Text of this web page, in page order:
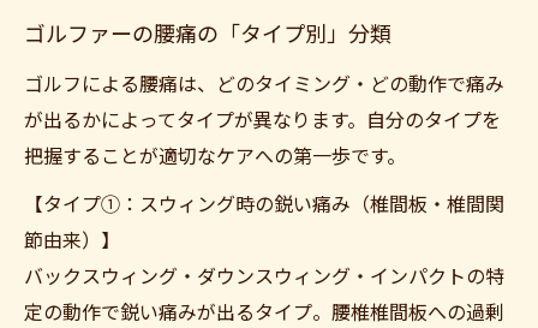
ゴルファーの腰痛の「タイプ別」分類
ゴルフによる腰痛は、どのタイミング・どの動作で痛み
が出るかによってタイプが異なります。自分のタイプを
把握することが適切なケアへの第一歩です。
【タイプ①：スウィング時の鋭い痛み（椎間板・椎間関
節由来）】
バックスウィング・ダウンスウィング・インパクトの特
定の動作で鋭い痛みが出るタイプ。腰椎椎間板への過剰